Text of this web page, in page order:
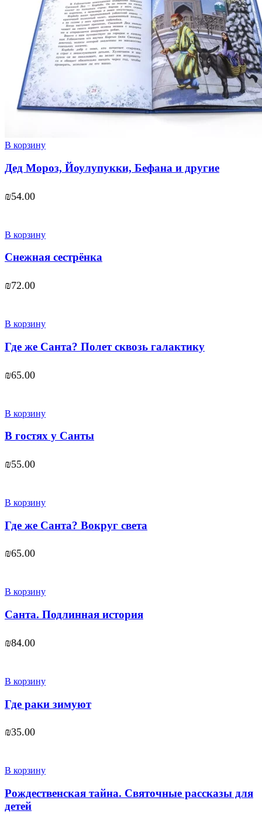
В корзину
Дед Мороз, Йоулупукки, Бефана и другие
₪54.00
В корзину
Снежная сестрёнка
₪72.00
В корзину
Где же Санта? Полет сквозь галактику
₪65.00
В корзину
В гостях у Санты
₪55.00
В корзину
Где же Санта? Вокруг света
₪65.00
В корзину
Санта. Подлинная история
₪84.00
В корзину
Где раки зимуют
₪35.00
В корзину
Рождественская тайна. Святочные рассказы для
детей